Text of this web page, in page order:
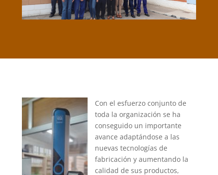
Con el esfuerzo conjunto de
toda la organización se ha
conseguido un importante
avance adaptándose a las
nuevas tecnologías de
fabricación y aumentando la
calidad de sus productos,